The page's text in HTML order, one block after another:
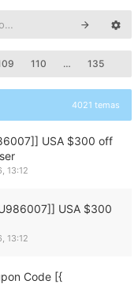
110 … 135
4021 temas
USA $300 off
13:12
USA $300
13:12
Code [{